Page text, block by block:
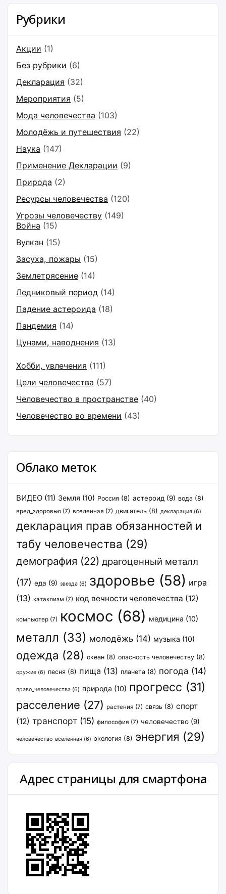
Рубрики
Акции (1)
Без рубрики (6)
Декларация (32)
Мероприятия (5)
Мода человечества (103)
Молодёжь и путешествия (22)
Наука (147)
Применение Декларации (9)
Природа (2)
Ресурсы человечества (120)
Угрозы человечеству (149)
Война (15)
Вулкан (15)
Засуха, пожары (15)
Землетрясение (14)
Ледниковый период (14)
Падение астероида (18)
Пандемия (14)
Цунами, наводнения (13)
Хобби, увлечения (111)
Цели человечества (57)
Человечество в пространстве (40)
Человечество во времени (43)
Облако меток
ВИДЕО (11) Земля (10) Россия (8) астероид (9) вода (8)
вред_здоровью (7) вселенная (7) двигатель (8) декларация (6)
декларация прав обязанностей и
табу человечества (29)
демография (22) драгоценный металл
(17) еда (9) звезда (6) здоровье (58) игра
(13) катаклизм (7) код вечности человечества (12)
компьютер (7) космос (68) медицина (10)
металл (33) молодёжь (14) музыка (10)
одежда (28) океан (8) опасность человечеству (8)
оружие (6) песня (8) пища (13) планета (8) погода (14)
право_человечества (6) природа (10) прогресс (31)
расселение (27) растения (7) связь (8) спорт
(12) транспорт (15) философия (7) человечество (9)
человечество_вселенная (6) экология (8) энергия (29)
Адрес страницы для смартфона